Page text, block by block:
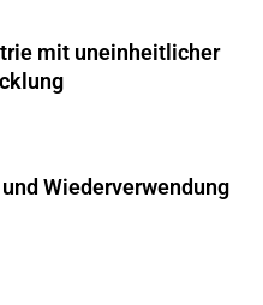
mit uneinheitlicher
Wiederverwendung